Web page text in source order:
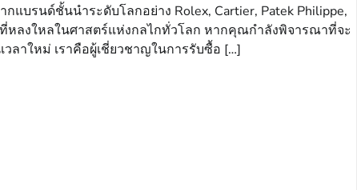
แบรนด์ชั้นนำระดับโลกอย่าง Rolex, Cartier, Patek Philippe,
ที่หลงใหลในศาสตร์แห่งกลไกทั่วโลก หากคุณกำลังพิจารณาที่จะ
ลาใหม่ เราคือผู้เชี่ยวชาญในการรับซื้อ […]